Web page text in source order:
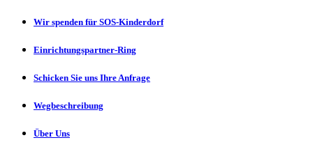
Wir spenden für SOS-Kinderdorf
Einrichtungspartner-Ring
Schicken Sie uns Ihre Anfrage
Wegbeschreibung
Über Uns